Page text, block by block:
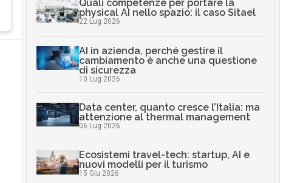
Quali competenze per portare la
physical AI nello spazio: il caso Sitael
22 Lug 2026
AI in azienda, perché gestire il
cambiamento è anche una questione
di sicurezza
10 Lug 2026
Data center, quanto cresce l’Italia: ma
attenzione al thermal management
06 Lug 2026
Ecosistemi travel-tech: startup, AI e
nuovi modelli per il turismo
15 Giu 2026